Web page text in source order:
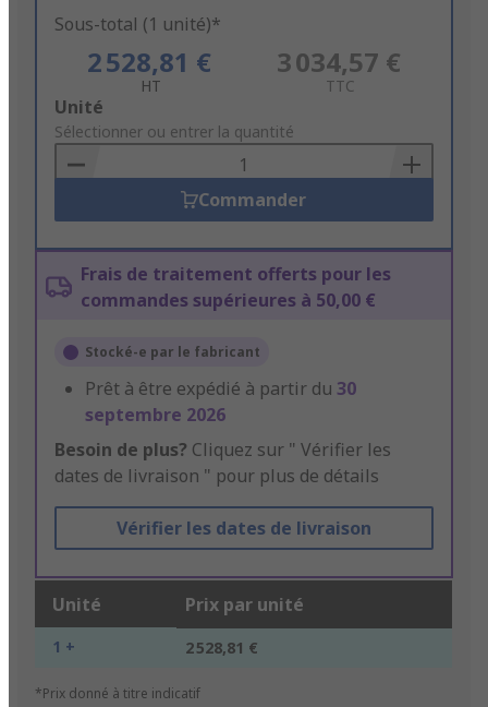
Sous-total (1 unité)*
2 528,81 €
HT
3 034,57 €
TTC
Add
to
Basket
Unité
Sélectionner ou entrer la quantité
Commander
Frais de traitement offerts pour les
commandes supérieures à 50,00 €
Stocké-e par le fabricant
Prêt à être expédié à partir du 30
septembre 2026
Besoin de plus? Cliquez sur " Vérifier les
dates de livraison " pour plus de détails
Vérifier les dates de livraison
Unité Prix par unité
1 + 2 528,81 €
*Prix donné à titre indicatif